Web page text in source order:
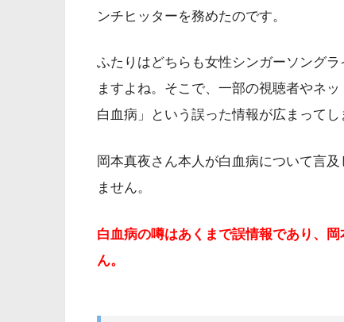
ンチヒッターを務めたのです。
ふたりはどちらも女性シンガーソング
ますよね。そこで、一部の視聴者やネ
白血病」という誤った情報が広まってし
岡本真夜さん本人が白血病について言
ません。
白血病の噂はあくまで誤情報であり、
ん。